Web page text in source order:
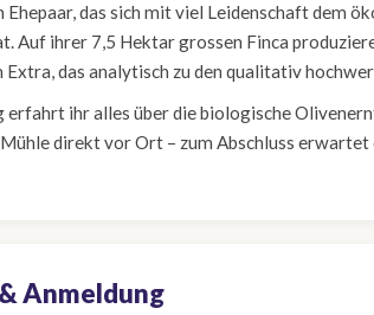
das sich mit viel Leidenschaft dem
Auf ihrer 7,5 Hektar grossen Finca
das analytisch zu den qualitativ
erfahrt ihr alles über die biologische
direkt vor Ort – zum Abschluss
Anmeldung